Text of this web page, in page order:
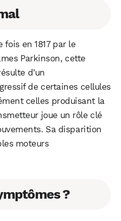
en 1817 par le
Parkinson, cette
d’un
de certaines cellules
celles produisant la
joue un rôle clé
Sa disparition
moteurs
?